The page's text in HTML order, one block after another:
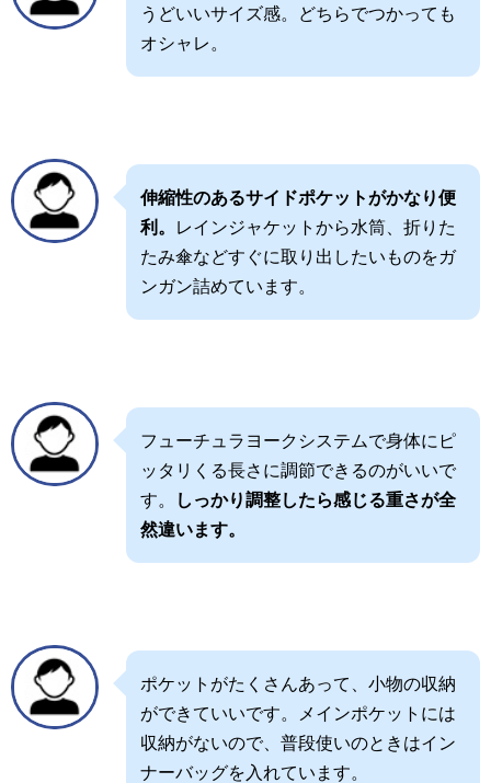
うどいいサイズ感。どちらでつかっても
オシャレ。
伸縮性のあるサイドポケットがかなり便
利。
レインジャケットから水筒、折りた
たみ傘などすぐに取り出したいものをガ
ンガン詰めています。
フューチュラヨークシステムで身体にピ
ッタリくる長さに調節できるのがいいで
す。
しっかり調整したら感じる重さが全
然違います。
ポケットがたくさんあって、小物の収納
ができていいです。メインポケットには
収納がないので、普段使いのときはイン
ナーバッグを入れています。